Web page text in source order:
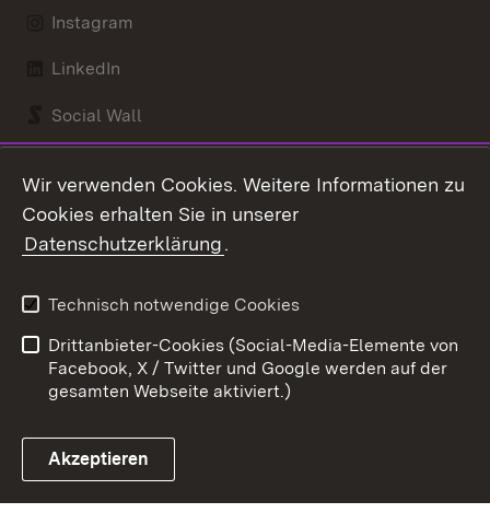
Instagram
LinkedIn
Social Wall
Link zum Landesportal
Kontakt
Barrierefreiheit
Impressum
Cookies
Wir verwenden Cookies. Weitere Informationen zu
Cookies erhalten Sie in unserer
Datenschutzerklärung.
Technisch notwendige Cookies
Drittanbieter-Cookies (Social-Media-Elemente von
Facebook, X / Twitter und Google werden auf der
gesamten Webseite aktiviert.)
Akzeptieren